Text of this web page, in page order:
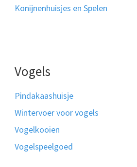
Konijnenhuisjes en Spelen
Vogels
Pindakaashuisje
Wintervoer voor vogels
Vogelkooien
Vogelspeelgoed